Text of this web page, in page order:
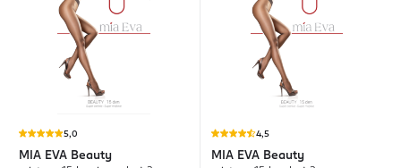
5,0
MIA EVA Beauty
4,5
MIA EVA Beauty